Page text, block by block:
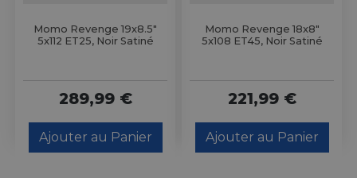
Momo Revenge 19x8.5"
5x112 ET25, Noir Satiné
289,99 €
Ajouter au Panier
Momo Revenge 18x8"
5x108 ET45, Noir Satiné
221,99 €
Ajouter au Panier